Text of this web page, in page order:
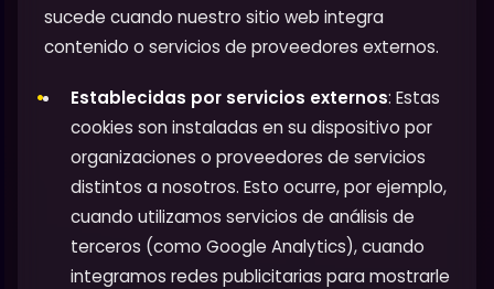
sucede cuando nuestro sitio web integra
contenido o servicios de proveedores externos.
Establecidas por servicios externos: Estas
cookies son instaladas en su dispositivo por
organizaciones o proveedores de servicios
distintos a nosotros. Esto ocurre, por ejemplo,
cuando utilizamos servicios de análisis de
terceros (como Google Analytics), cuando
integramos redes publicitarias para mostrarle